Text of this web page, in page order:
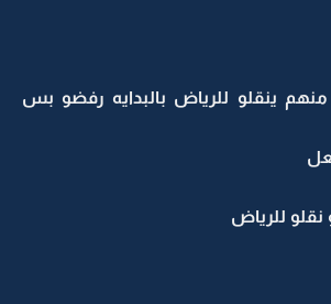
ينقلو للرياض بالبدايه رفضو بس
نقلو للرياض